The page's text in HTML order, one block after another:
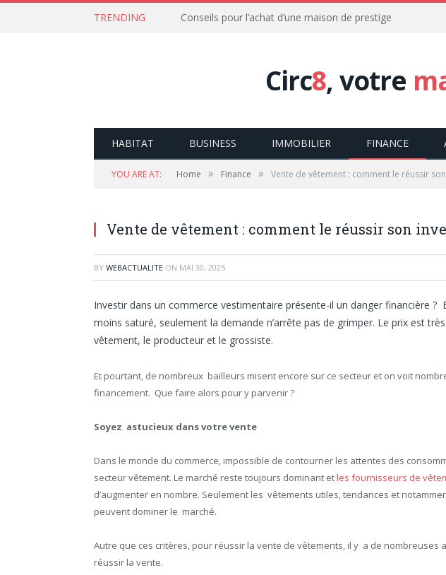
TRENDING Conseils pour l’achat d’une maison de prestige
Circ8, votre
HABITAT BUSINESS IMMOBILIER FINANCE
YOU ARE AT: Home » Finance » Vente de vêtement : comment le réussir
Vente de vêtement : comment le réussir son
BY WEBACTUALITE ON MAI 30, 2025
Investir dans un commerce vestimentaire présente-il un danger financière
moins saturé, seulement la demande n’arrête pas de grimper. Le prix est
vêtement, le producteur et le grossiste.
Et pourtant, de nombreux bailleurs misent encore sur ce secteur et on voit
financement. Que faire alors pour y parvenir ?
Soyez astucieux dans votre vente
Dans le monde du commerce, impossible de contourner les attentes des
secteur vêtement. Le marché reste toujours dominant etles fournisseurs de
d’augmenter en nombre. Seulement les vêtements utiles, tendances et
peuvent dominer le marché.
Autre que ces critères, pour réussir la vente de vêtements, il y a de nombreuses
réussir la vente.